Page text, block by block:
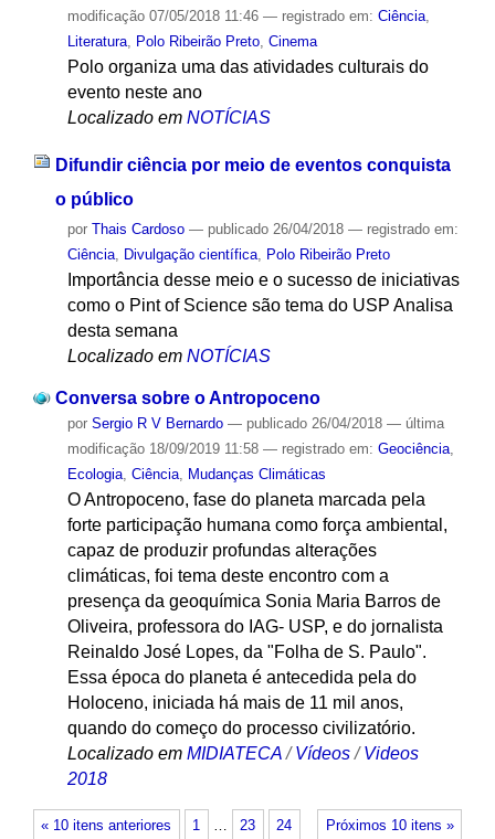
modificação07/05/2018 11:46 — registrado em: Ciência,
Literatura, Polo Ribeirão Preto, Cinema
Polo organiza uma das atividades culturais do
evento neste ano
Localizado em NOTÍCIAS
Difundir ciência por meio de eventos conquista
o público
por Thais Cardoso — publicado26/04/2018 — registrado em:
Ciência, Divulgação científica, Polo Ribeirão Preto
Importância desse meio e o sucesso de iniciativas
como o Pint of Science são tema do USP Analisa
desta semana
Localizado em NOTÍCIAS
Conversa sobre o Antropoceno
por Sergio R V Bernardo — publicado26/04/2018 — última
modificação18/09/2019 11:58 — registrado em: Geociência,
Ecologia, Ciência, Mudanças Climáticas
O Antropoceno, fase do planeta marcada pela
forte participação humana como força ambiental,
capaz de produzir profundas alterações
climáticas, foi tema deste encontro com a
presença da geoquímica Sonia Maria Barros de
Oliveira, professora do IAG- USP, e do jornalista
Reinaldo José Lopes, da "Folha de S. Paulo".
Essa época do planeta é antecedida pela do
Holoceno, iniciada há mais de 11 mil anos,
quando do começo do processo civilizatório.
Localizado em MIDIATECA /Vídeos /Videos
2018
« 10 itens anteriores Próximos 10 itens »
1 … 23 24